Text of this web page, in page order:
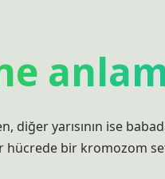
diğer yarısının ise
hücrede bir kromozom